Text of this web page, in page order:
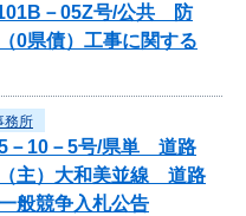
－05Z号/公共 防
0県債）工事に関する
務所
5－10－5号/県単 道路
主）大和美並線 道路
般競争入札公告